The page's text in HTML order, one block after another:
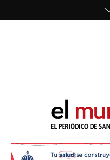
El Munícipe